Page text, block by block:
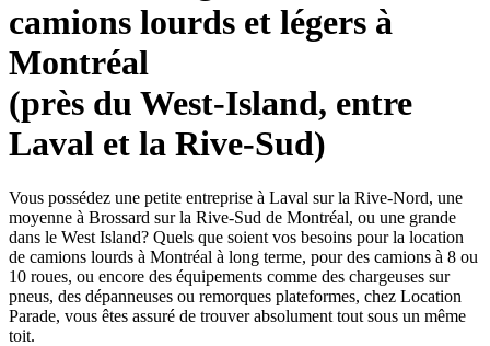
camions lourds et légers à
Montréal
(près du West-Island, entre
Laval et la Rive-Sud)
Vous possédez une petite entreprise à Laval sur la Rive-Nord, une
moyenne à Brossard sur la Rive-Sud de Montréal, ou une grande
dans le West Island? Quels que soient vos besoins pour la location
de camions lourds à Montréal à long terme, pour des camions à 8 ou
10 roues, ou encore des équipements comme des chargeuses sur
pneus, des dépanneuses ou remorques plateformes, chez Location
Parade, vous êtes assuré de trouver absolument tout sous un même
toit.